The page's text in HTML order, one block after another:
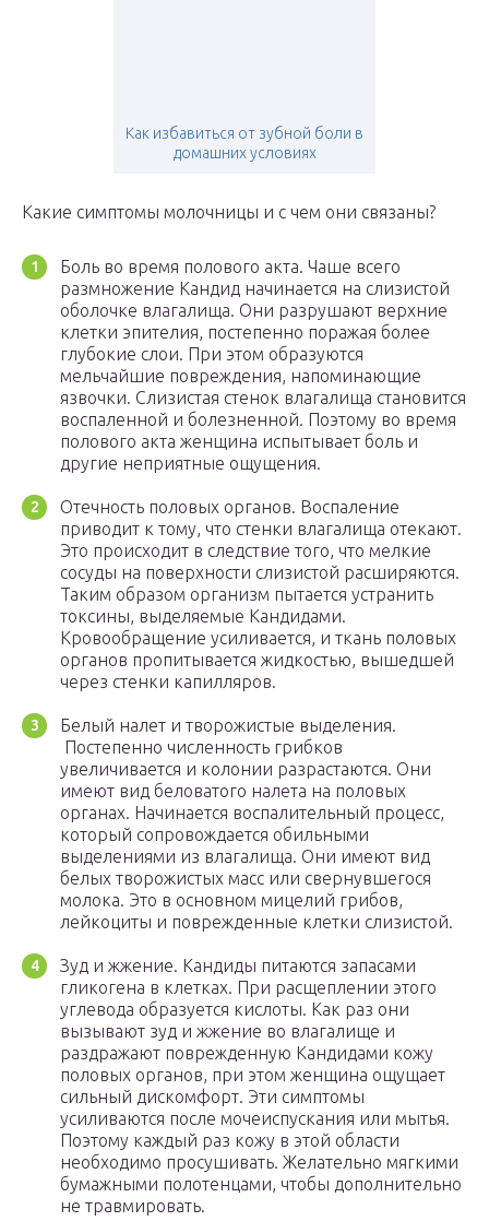
Как избавиться от зубной боли в
домашних условиях
Какие симптомы молочницы и с чем они связаны?
Боль во время полового акта. Чаше всего
размножение Кандид начинается на слизистой
оболочке влагалища. Они разрушают верхние
клетки эпителия, постепенно поражая более
глубокие слои. При этом образуются
мельчайшие повреждения, напоминающие
язвочки. Слизистая стенок влагалища становится
воспаленной и болезненной. Поэтому во время
полового акта женщина испытывает боль и
другие неприятные ощущения.
Отечность половых органов. Воспаление
приводит к тому, что стенки влагалища отекают.
Это происходит в следствие того, что мелкие
сосуды на поверхности слизистой расширяются.
Таким образом организм пытается устранить
токсины, выделяемые Кандидами.
Кровообращение усиливается, и ткань половых
органов пропитывается жидкостью, вышедшей
через стенки капилляров.
Белый налет и творожистые выделения.
Постепенно численность грибков
увеличивается и колонии разрастаются. Они
имеют вид беловатого налета на половых
органах. Начинается воспалительный процесс,
который сопровождается обильными
выделениями из влагалища. Они имеют вид
белых творожистых масс или свернувшегося
молока. Это в основном мицелий грибов,
лейкоциты и поврежденные клетки слизистой.
Зуд и жжение. Кандиды питаются запасами
гликогена в клетках. При расщеплении этого
углевода образуется кислоты. Как раз они
вызывают зуд и жжение во влагалище и
раздражают поврежденную Кандидами кожу
половых органов, при этом женщина ощущает
сильный дискомфорт. Эти симптомы
усиливаются после мочеиспускания или мытья.
Поэтому каждый раз кожу в этой области
необходимо просушивать. Желательно мягкими
бумажными полотенцами, чтобы дополнительно
не травмировать.